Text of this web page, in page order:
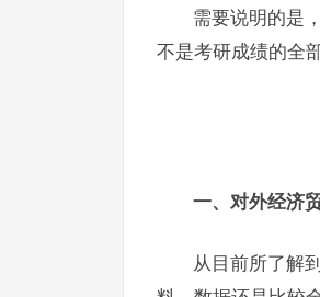
需要说明的是
不是考研成绩的全部
一、对外经济
从目前所了解